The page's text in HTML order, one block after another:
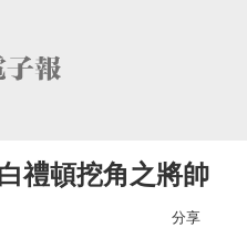
禮頓挖角之將帥
分享